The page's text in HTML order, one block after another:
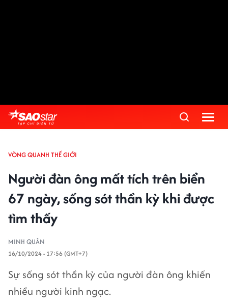
VÒNG QUANH THẾ GIỚI
Người đàn ông mất tích trên biển
67 ngày, sống sót thần kỳ khi được
tìm thấy
MINH QUÂN
16/10/2024 - 17:56 (GMT+7)
Sự sống sót thần kỳ của người đàn ông khiến
nhiều người kinh ngạc.